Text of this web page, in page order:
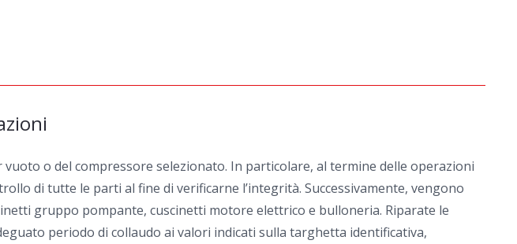
o del compressore selezionato. In particolare, al termine delle operazioni
di tutte le parti al fine di verificarne l’integrità. Successivamente, vengono
gruppo pompante, cuscinetti motore elettrico e bulloneria. Riparate le
periodo di collaudo ai valori indicati sulla targhetta identificativa,